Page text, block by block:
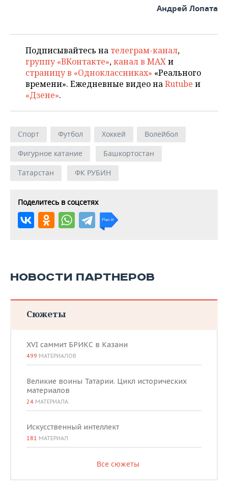
Андрей Лопата
Подписывайтесь на телеграм-канал,
группу «ВКонтакте»,канал в MAXи
страницу в «Одноклассниках» «Реального
времени». Ежедневные видео наRutube и
«Дзене».
Спорт Футбол Хоккей
Волейбол
Фигурное катание
Башкортостан
Татарстан
ФК РУБИН
Поделитесь в соцсетях
НОВОСТИ ПАРТНЕРОВ
Сюжеты
XVI саммит БРИКС в Казани
499 МАТЕРИАЛОВ
Великие воины Татарии. Цикл исторических
материалов
24 МАТЕРИАЛА
Искусственный интеллект
181 МАТЕРИАЛ
Все сюжеты